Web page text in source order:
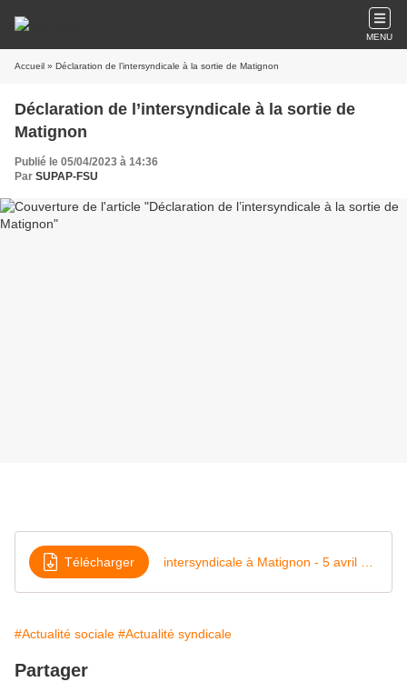
MENU
Accueil » Déclaration de l’intersyndicale à la sortie de Matignon
Déclaration de l’intersyndicale à la sortie de
Matignon
Publié le 05/04/2023 à 14:36
Par SUPAP-FSU
Télécharger
#Actualité sociale #Actualité syndicale
Partager